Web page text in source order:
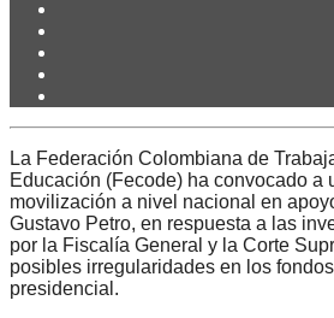
La Federación Colombiana de
Educación (Fecode) ha convocado a
movilización a nivel nacional en
Gustavo Petro, en respuesta a las
por la Fiscalía General y la Corte
posibles irregularidades en los
presidencial.